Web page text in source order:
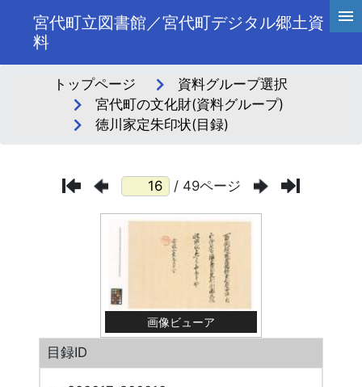
宮代町立図書館／宮代町デジタル郷土資
料
トップページ
資料グループ選択
宮代町の文化財(資料グループ)
徳川家定朱印状(目録)
/ 49ページ
画像ビューア
目録ID